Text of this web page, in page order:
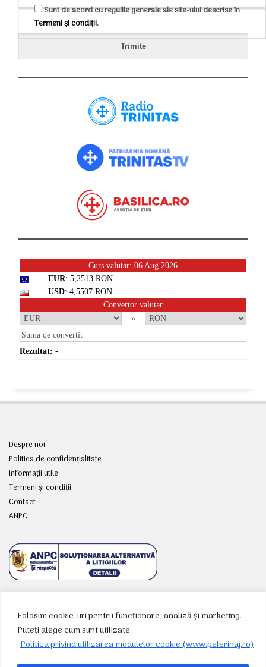
Folosim cookie-uri pentru funcționare, analiză și marketing.
Puteți alege cum sunt utilizate.
Politica privind utilizarea modulelor cookie (www.pelerinaj.ro)
Sunt de acord cu regulile generale ale site-ului descrise în
Termeni și condiții.
Curs valutar: 06 Aug 2026
EUR: 5,2513 RON
USD: 4,5507 RON
Convertor valutar
»
Rezultat: -
Despre noi
Politica de confidențialitate
Informații utile
Termeni și condiții
Contact
ANPC
RETELE SOCIALE